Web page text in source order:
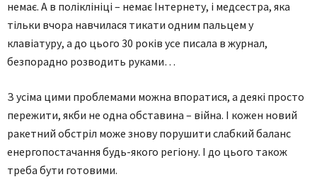
немає. А в поліклініці – немає Інтернету, і медсестра, яка
тільки вчора навчилася тикати одним пальцем у
клавіатуру, а до цього 30 років усе писала в журнал,
безпорадно розводить руками…
З усіма цими проблемами можна впоратися, а деякі просто
пережити, якби не одна обставина – війна. І кожен новий
ракетний обстріл може знову порушити слабкий баланс
енергопостачання будь-якого регіону. І до цього також
треба бути готовими.